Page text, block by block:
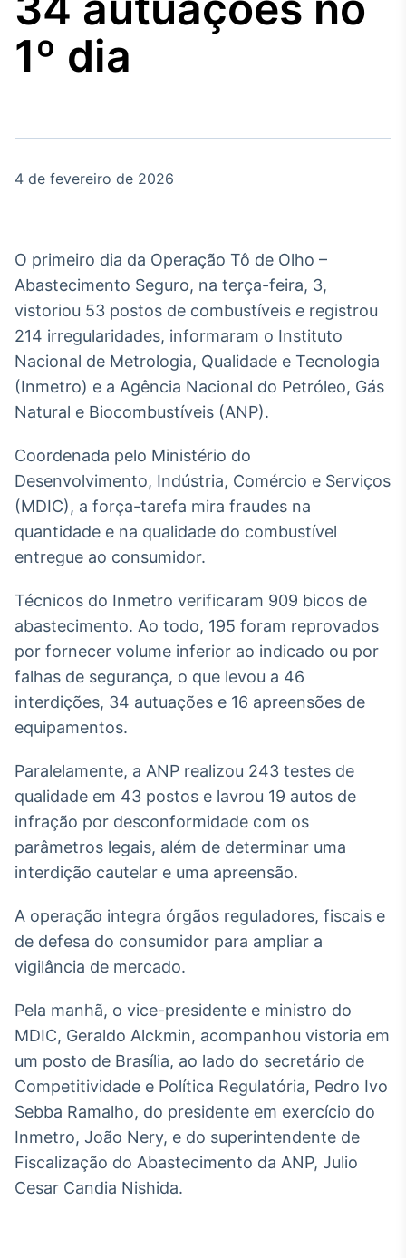
Agro
Broadcast
Energia
O setor de
energia elétrica
Broadcast
Plataforma para
personalizados
Soluções de Dados
e Conteúdos
Plataforma para
ativos
Broadcast
Datafeed
conteúdos e
dados
Broadcast
Ticker
Cotações e
headlines de
Componentes
para conteúdos e
funcionalidades
Broadcast
Wallboard
Conteúdos e
dados para
displays e telas
1º dia
4 de fevereiro de 2026
O primeiro dia da Operação Tô de Olho –
Abastecimento Seguro, na terça-feira, 3,
vistoriou 53 postos de combustíveis e registrou
214 irregularidades, informaram o Instituto
Nacional de Metrologia, Qualidade e Tecnologia
(Inmetro) e a Agência Nacional do Petróleo, Gás
Natural e Biocombustíveis (ANP).
Coordenada pelo Ministério do
Desenvolvimento, Indústria, Comércio e Serviços
(MDIC), a força-tarefa mira fraudes na
quantidade e na qualidade do combustível
entregue ao consumidor.
Técnicos do Inmetro verificaram 909 bicos de
abastecimento. Ao todo, 195 foram reprovados
por fornecer volume inferior ao indicado ou por
falhas de segurança, o que levou a 46
interdições, 34 autuações e 16 apreensões de
equipamentos.
Paralelamente, a ANP realizou 243 testes de
qualidade em 43 postos e lavrou 19 autos de
infração por desconformidade com os
parâmetros legais, além de determinar uma
interdição cautelar e uma apreensão.
A operação integra órgãos reguladores, fiscais e
de defesa do consumidor para ampliar a
vigilância de mercado.
Pela manhã, o vice-presidente e ministro do
MDIC, Geraldo Alckmin, acompanhou vistoria em
um posto de Brasília, ao lado do secretário de
Competitividade e Política Regulatória, Pedro Ivo
Sebba Ramalho, do presidente em exercício do
Inmetro, João Nery, e do superintendente de
Fiscalização do Abastecimento da ANP, Julio
Cesar Candia Nishida.